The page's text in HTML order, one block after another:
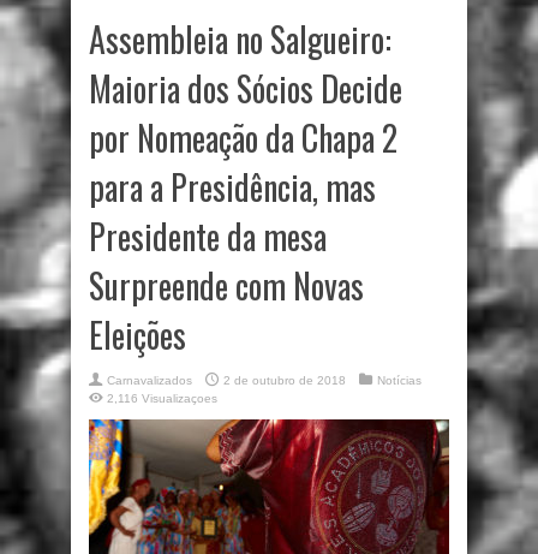
Assembleia no Salgueiro:
Maioria dos Sócios Decide
por Nomeação da Chapa 2
para a Presidência, mas
Presidente da mesa
Surpreende com Novas
Eleições
Carnavalizados 2 de outubro de 2018
Notícias
2,116 Visualizaçoes